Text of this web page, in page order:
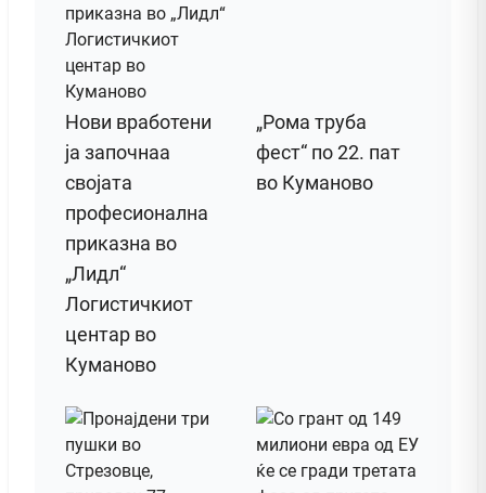
Нови вработени
ја започнаа
својата
професионална
приказна во
„Лидл“
Логистичкиот
центар во
Куманово
„Рома труба
фест“ по 22. пат
во Куманово